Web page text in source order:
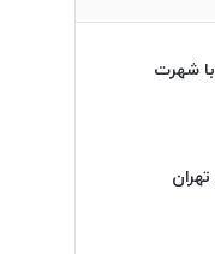
شهرت